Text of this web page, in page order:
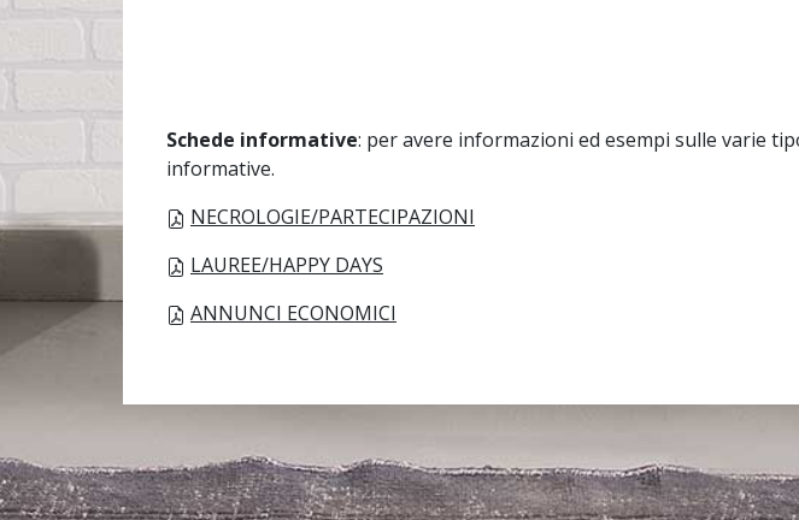
Schede informative: per avere informazioni ed esempi sulle varie
informative.
NECROLOGIE/PARTECIPAZIONI
LAUREE/HAPPY DAYS
ANNUNCI ECONOMICI